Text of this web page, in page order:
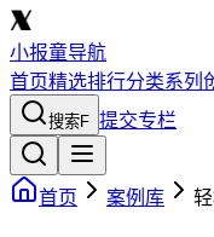
小报童导航
首页精选排行分类系列
搜索F 提交专栏
首页 案例库